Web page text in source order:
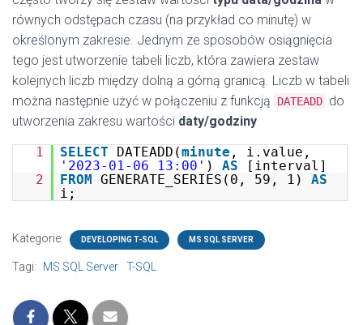
równych odstępach czasu (na przykład co minutę) w
określonym zakresie. Jednym ze sposobów osiągnięcia
tego jest utworzenie tabeli liczb, która zawiera zestaw
kolejnych liczb między dolną a górną granicą. Liczb w tabeli
można następnie użyć w połączeniu z funkcją
DATEADD do
utworzenia zakresu wartości daty/godziny
1
SELECT DATEADD(minute , i.value,
'2023-01-06 13:00' ) AS
[interval]
2
FROM GENERATE_SERIES(0, 59, 1) AS
i;
Kategorie: DEVELOPING T-SQL MS SQL SERVER
Tagi: MS SQL Server T-SQL